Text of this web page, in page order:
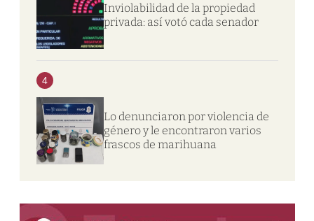
Inviolabilidad de la propiedad
privada: así votó cada senador
4
Lo denunciaron por violencia de
género y le encontraron varios
frascos de marihuana